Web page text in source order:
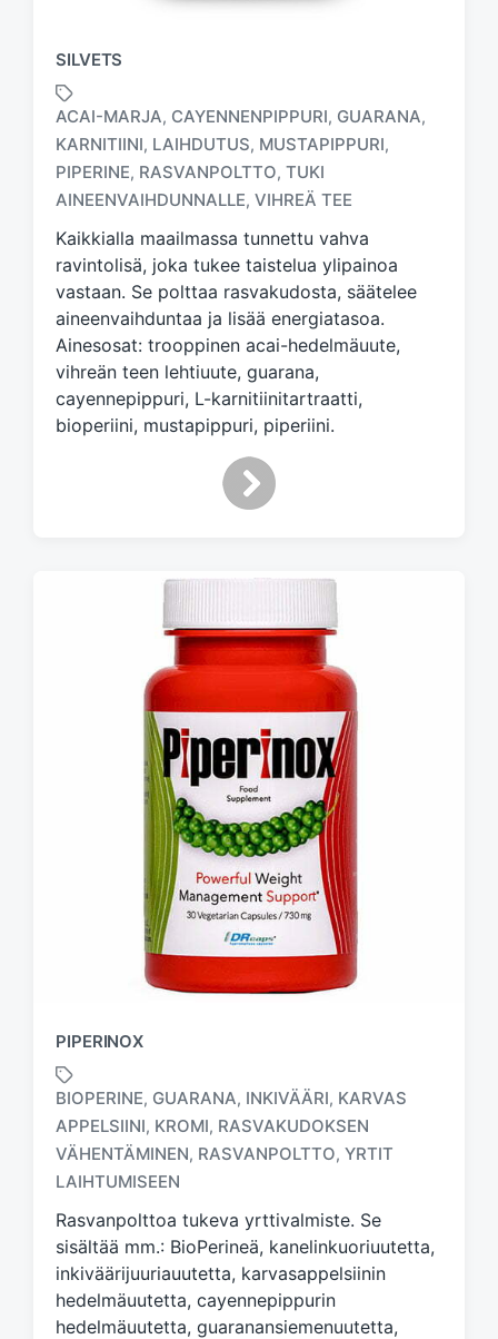
SILVETS
a
g
g
d
w
i
t
h
ACAI-MARJA, CAYENNENPIPPURI, GUARANA,
KARNITIINI, LAIHDUTUS, MUSTAPIPPURI,
PIPERINE, RASVANPOLTTO, TUKI
AINEENVAIHDUNNALLE, VIHREÄ TEE
Kaikkialla maailmassa tunnettu vahva
ravintolisä, joka tukee taistelua ylipainoa
vastaan. Se polttaa rasvakudosta, säätelee
aineenvaihduntaa ja lisää energiatasoa.
Ainesosat: trooppinen acai-hedelmäuute,
vihreän teen lehtiuute, guarana,
cayennepippuri, L-karnitiinitartraatti,
bioperiini, mustapippuri, piperiini.
PIPERINOX
a
g
g
d
w
i
t
BIOPERINE, GUARANA, INKIVÄÄRI, KARVAS
APPELSIINI, KROMI, RASVAKUDOKSEN
VÄHENTÄMINEN, RASVANPOLTTO, YRTIT
LAIHTUMISEEN
Rasvanpolttoa tukeva yrttivalmiste. Se
sisältää mm.: BioPerineä, kanelinkuoriuutetta,
inkiväärijuuriauutetta, karvasappelsiinin
hedelmäuutetta, cayennepippurin
hedelmäuutetta, guaranansiemenuutetta,